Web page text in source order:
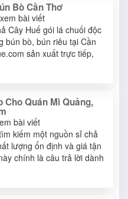
Bò Cần Thơ
bài viết
Cây Huế gói lá chuối độc
bún bò, bún riêu tại Cần
sản xuất trực tiếp,
Cho Quán Mì Quảng,
bài viết
kiếm một nguồn sỉ chả
lượng ổn định và giá tận
chính là câu trả lời dành